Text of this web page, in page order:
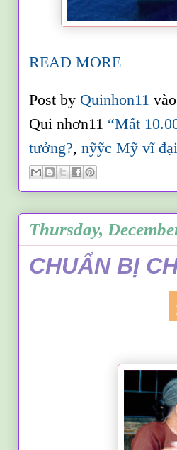
READ MORE
Post by Quinhon11
Qui nhơn11 “Mất
tưởng?,nỹỹc Mỹ vĩ đại
Thursday,
CHUẨN BỊ